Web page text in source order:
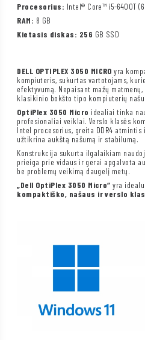
Procesorius: Intel® Core™ i5-6400T
RAM: 8 GB
Kietasis diskas: 256 GB SSD
DELL OPTIPLEX 3050 MICRO yra
kompiuteris, sukurtas vartotojams,
efektyvumą. Nepaisant mažų
klasikinio bokšto tipo kompiuterių
OptiPlex 3050 Micro idealiai tinka
profesionaliai veiklai. Verslo klasės
Intel procesorius, greita DDR4
užtikrina aukštą našumą ir stabilumą.
Konstrukcija sukurta ilgalaikiam
prieiga prie vidaus ir gerai apgalvota
be problemų veikimą daugelį metų.
„Dell OptiPlex 3050 Micro“ yra
kompaktiško, našaus ir verslo